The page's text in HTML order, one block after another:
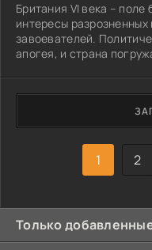
Британия VI века –
интересы
завоевателей.
апогея, и страна
лидер, способный
повести их в бой. И в
появляется фигура,
Мерлин. Легенды о его
передаются из уст в
1 2
Только